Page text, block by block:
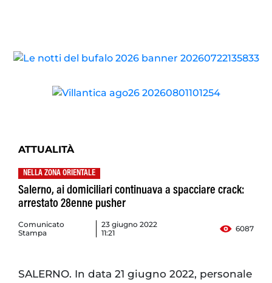
ATTUALITÀ
NELLA ZONA ORIENTALE
Salerno, ai domiciliari continuava a spacciare crack:
arrestato 28enne pusher
Comunicato
Stampa
23 giugno 2022
11:21
6087
SALERNO. In data 21 giugno 2022, personale